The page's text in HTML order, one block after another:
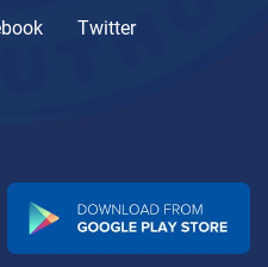
Twitter